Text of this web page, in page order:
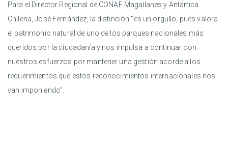
Para el Director Regional de CONAF Magallanes y Antártica
Chilena, José Fernández, la distinción “es un orgullo, pues valora
el patrimonio natural de uno de los parques nacionales más
queridos por la ciudadanía y nos impulsa a continuar con
nuestros esfuerzos por mantener una gestión acorde a los
requerimientos que estos reconocimientos internacionales nos
van imponiendo”.